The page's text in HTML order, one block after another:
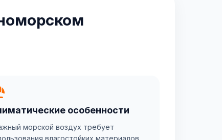
особенности
морской воздух требует
влагостойких материалов.